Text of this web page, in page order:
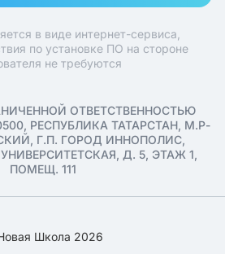
в виде интернет-сервиса,
по установке ПО на стороне
не требуются
ОТВЕТСТВЕННОСТЬЮ
РЕСПУБЛИКА ТАТАРСТАН, М.Р-
Г.П. ГОРОД ИННОПОЛИС,
Д. 5, ЭТАЖ 1,
ПОМЕЩ. 111
Школа 2026